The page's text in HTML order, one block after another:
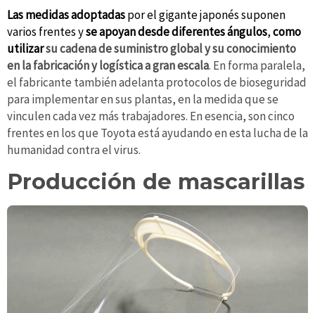
Las medidas adoptadaspor el gigante japonés suponen
varios frentes yse apoyan desde diferentes ángulos,como
utilizarsu cadena de suministro global y su conocimiento
en la fabricación y logística a gran escala. En forma paralela,
el fabricante también adelanta protocolos de bioseguridad
para implementar en sus plantas, en la medida que se
vinculen cada vez más trabajadores. En esencia, son cinco
frentes en los que Toyota está ayudando en esta lucha de la
humanidad contra el virus.
Producción de mascarillas